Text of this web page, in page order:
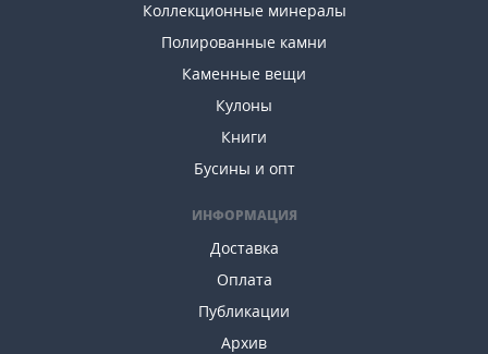
Коллекционные минералы
Полированные камни
Каменные вещи
Кулоны
Книги
Бусины и опт
ИНФОРМАЦИЯ
Доставка
Оплата
Публикации
Архив